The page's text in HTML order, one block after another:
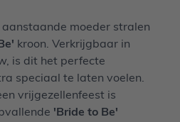
moeder stralen
kroon. Verkrijgbaar in
is dit het perfecte
speciaal te laten voelen.
vrijgezellenfeest is
'Bride to Be'